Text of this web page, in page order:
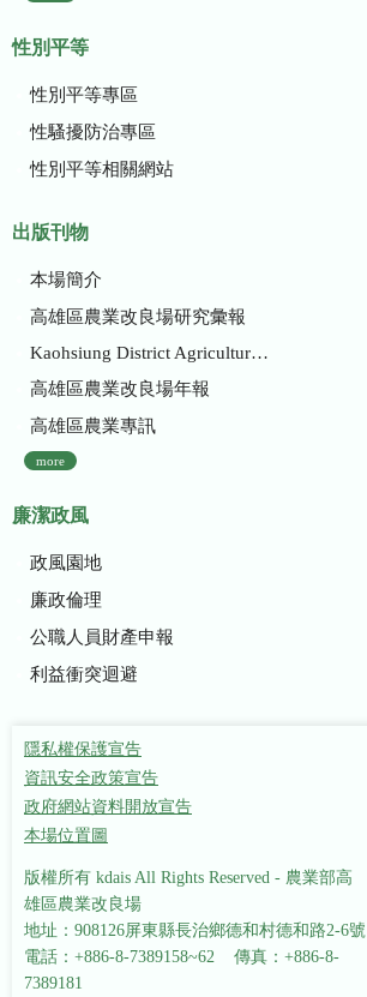
性別平等
性別平等專區
性騷擾防治專區
性別平等相關網站
出版刊物
本場簡介
高雄區農業改良場研究彙報
Kaohsiung District Agricultural Research and Extension Station
高雄區農業改良場年報
高雄區農業專訊
more
廉潔政風
政風園地
廉政倫理
公職人員財產申報
利益衝突迴避
隱私權保護宣告
資訊安全政策宣告
政府網站資料開放宣告
本場位置圖
版權所有 kdais All Rights Reserved - 農業部高
雄區農業改良場
地址：908126屏東縣長治鄉德和村德和路2-6號
電話：+886-8-7389158~62 傳真：+886-8-
7389181